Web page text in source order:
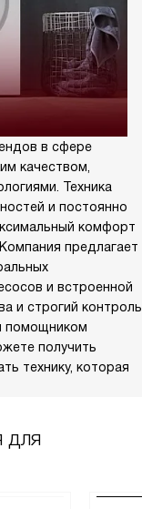
в сфере
качеством,
Техника
и постоянно
комфорт
предлагает
и встроенной
и строгий контроль
помощником
получить
технику, которая
для